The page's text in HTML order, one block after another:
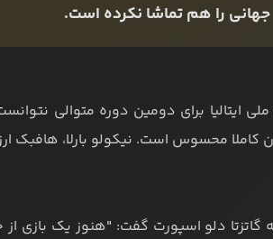
جهانی را هم تماشا نکرده است.
ملی ایتالیا برای دومین دوره متوالی
کاملا محسوس است. نیکولو بارلا، هافبک
گاتزتا دلو اسپورت گفت: "هنوز یک بازی